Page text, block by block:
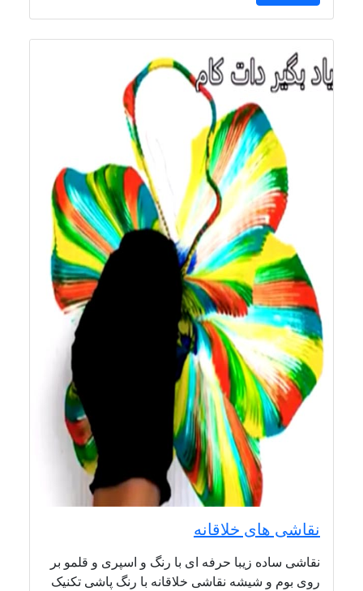
نقاشی های خلاقانه
نقاشی ساده زیبا حرفه ای با رنگ و اسپری و قلمو بر
روی بوم و شیشه نقاشی خلاقانه با رنگ پاشی تکنیک